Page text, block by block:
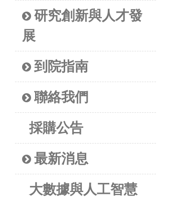
研究創新與人才發
展
到院指南
聯絡我們
採購公告
最新消息
大數據與人工智慧